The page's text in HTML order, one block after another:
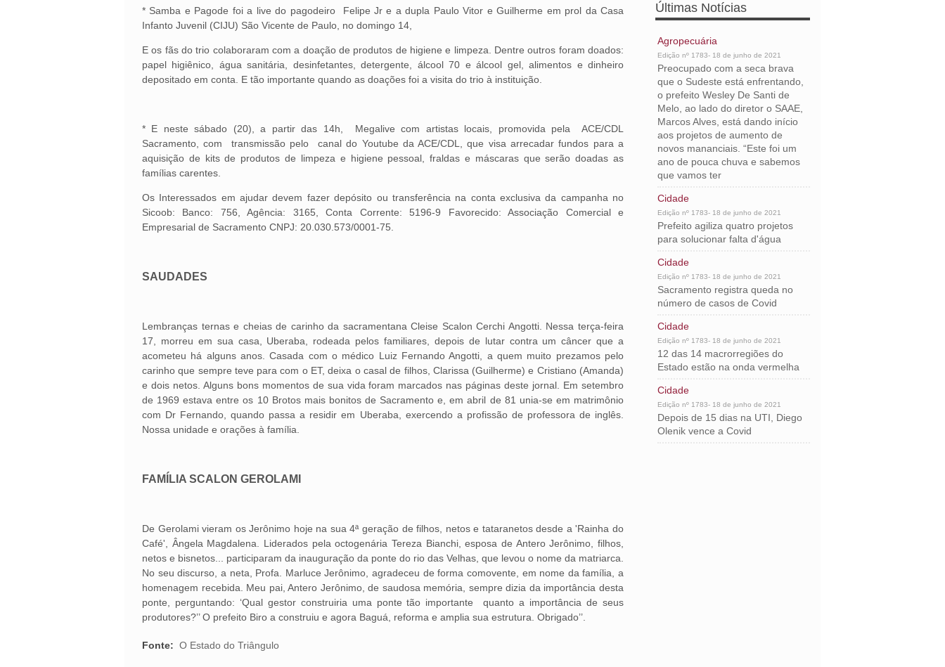
* Samba e Pagode foi a live do pagodeiro Felipe Jr e a dupla Paulo Vitor e Guilherme em prol da Casa
Infanto Juvenil (CIJU) São Vicente de Paulo, no domingo 14,
E os fãs do trio colaboraram com a doação de produtos de higiene e limpeza. Dentre outros foram doados:
papel higiênico, água sanitária, desinfetantes, detergente, álcool 70 e álcool gel, alimentos e dinheiro
depositado em conta. E tão importante quando as doações foi a visita do trio à instituição.
* E neste sábado (20), a partir das 14h, Megalive com artistas locais, promovida pela ACE/CDL
Sacramento, com transmissão pelo canal do Youtube da ACE/CDL, que visa arrecadar fundos para a
aquisição de kits de produtos de limpeza e higiene pessoal, fraldas e máscaras que serão doadas as
famílias carentes.
Os Interessados em ajudar devem fazer depósito ou transferência na conta exclusiva da campanha no
Sicoob: Banco: 756, Agência: 3165, Conta Corrente: 5196-9 Favorecido: Associação Comercial e
Empresarial de Sacramento CNPJ: 20.030.573/0001-75.
SAUDADES
Lembranças ternas e cheias de carinho da sacramentana Cleise Scalon Cerchi Angotti. Nessa terça-feira
17, morreu em sua casa, Uberaba, rodeada pelos familiares, depois de lutar contra um câncer que a
acometeu há alguns anos. Casada com o médico Luiz Fernando Angotti, a quem muito prezamos pelo
carinho que sempre teve para com o ET, deixa o casal de filhos, Clarissa (Guilherme) e Cristiano (Amanda)
e dois netos. Alguns bons momentos de sua vida foram marcados nas páginas deste jornal. Em setembro
de 1969 estava entre os 10 Brotos mais bonitos de Sacramento e, em abril de 81 unia-se em matrimônio
com Dr Fernando, quando passa a residir em Uberaba, exercendo a profissão de professora de inglês.
Nossa unidade e orações à família.
FAMÍLIA SCALON GEROLAMI
De Gerolami vieram os Jerônimo hoje na sua 4ª geração de filhos, netos e tataranetos desde a 'Rainha do
Café', Ângela Magdalena. Liderados pela octogenária Tereza Bianchi, esposa de Antero Jerônimo, filhos,
netos e bisnetos... participaram da inauguração da ponte do rio das Velhas, que levou o nome da matriarca.
No seu discurso, a neta, Profa. Marluce Jerônimo, agradeceu de forma comovente, em nome da família, a
homenagem recebida. Meu pai, Antero Jerônimo, de saudosa memória, sempre dizia da importância desta
ponte, perguntando: ‘Qual gestor construiria uma ponte tão importante quanto a importância de seus
produtores?’’ O prefeito Biro a construiu e agora Baguá, reforma e amplia sua estrutura. Obrigado’’.
Fonte: O Estado do Triângulo
Últimas Notícias
Agropecuária
Edição nº 1783- 18 de junho de 2021
Preocupado com a seca brava
que o Sudeste está enfrentando,
o prefeito Wesley De Santi de
Melo, ao lado do diretor o SAAE,
Marcos Alves, está dando início
aos projetos de aumento de
novos mananciais. “Este foi um
ano de pouca chuva e sabemos
que vamos ter
Cidade
Edição nº 1783- 18 de junho de 2021
Prefeito agiliza quatro projetos
para solucionar falta d'água
Cidade
Edição nº 1783- 18 de junho de 2021
Sacramento registra queda no
número de casos de Covid
Cidade
Edição nº 1783- 18 de junho de 2021
12 das 14 macrorregiões do
Estado estão na onda vermelha
Cidade
Edição nº 1783- 18 de junho de 2021
Depois de 15 dias na UTI, Diego
Olenik vence a Covid